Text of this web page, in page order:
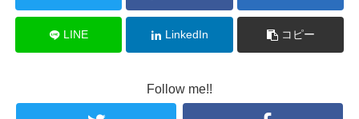
LINE LinkedIn コピー
Follow me!!